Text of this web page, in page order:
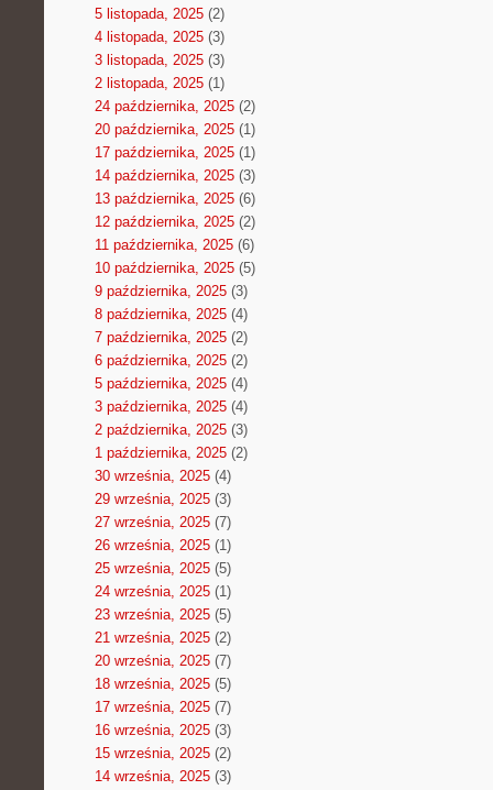
5 listopada, 2025(2)
4 listopada, 2025(3)
3 listopada, 2025(3)
2 listopada, 2025(1)
24 października, 2025(2)
20 października, 2025(1)
17 października, 2025(1)
14 października, 2025(3)
13 października, 2025(6)
12 października, 2025(2)
11 października, 2025(6)
10 października, 2025(5)
9 października, 2025(3)
8 października, 2025(4)
7 października, 2025(2)
6 października, 2025(2)
5 października, 2025(4)
3 października, 2025(4)
2 października, 2025(3)
1 października, 2025(2)
30 września, 2025(4)
29 września, 2025(3)
27 września, 2025(7)
26 września, 2025(1)
25 września, 2025(5)
24 września, 2025(1)
23 września, 2025(5)
21 września, 2025(2)
20 września, 2025(7)
18 września, 2025(5)
17 września, 2025(7)
16 września, 2025(3)
15 września, 2025(2)
14 września, 2025(3)